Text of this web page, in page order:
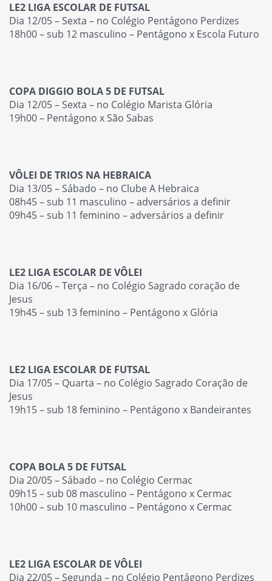
LE2 LIGA ESCOLAR DE FUTSAL
Dia 12/05 – Sexta – no Colégio Pentágono Perdizes
18h00 – sub 12 masculino – Pentágono x Escola Futuro
COPA DIGGIO BOLA 5 DE FUTSAL
Dia 12/05 – Sexta – no Colégio Marista Glória
19h00 – Pentágono x São Sabas
VÔLEI DE TRIOS NA HEBRAICA
Dia 13/05 – Sábado – no Clube A Hebraica
08h45 – sub 11 masculino – adversários a definir
09h45 – sub 11 feminino – adversários a definir
LE2 LIGA ESCOLAR DE VÔLEI
Dia 16/06 – Terça – no Colégio Sagrado coração de
Jesus
19h45 – sub 13 feminino – Pentágono x Glória
LE2 LIGA ESCOLAR DE FUTSAL
Dia 17/05 – Quarta – no Colégio Sagrado Coração de
Jesus
19h15 – sub 18 feminino – Pentágono x Bandeirantes
COPA BOLA 5 DE FUTSAL
Dia 20/05 – Sábado – no Colégio Cermac
09h15 – sub 08 masculino – Pentágono x Cermac
10h00 – sub 10 masculino – Pentágono x Cermac
LE2 LIGA ESCOLAR DE VÔLEI
Dia 22/05 – Segunda – no Colégio Pentágono Perdizes